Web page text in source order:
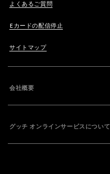
よくあるご質問
Eカードの配信停止
サイトマップ
会社概要
グッチ オンラインサービスについて